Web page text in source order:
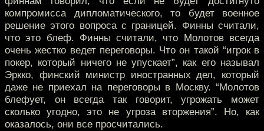
компромисса дипломатического, то будет военное
решение этого вопроса с границей. Финны считали,
что это блеф. Финны считали, что Молотов всегда
очень жестко ведет переговоры. Что он такой “игрок в
покер, который ничего не упускает”, как его называл
Эркко, финский министр иностранных дел, который
даже не приехал на переговоры в Москву. “Молотов
блефует, он всегда так говорит, угрожать может
сколько угодно, это не угроза вторжения”. Но, как
оказалось, они все просчитались.